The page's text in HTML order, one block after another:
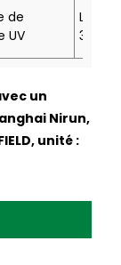
de
UV
Lampe
un
Nirun,
unité :